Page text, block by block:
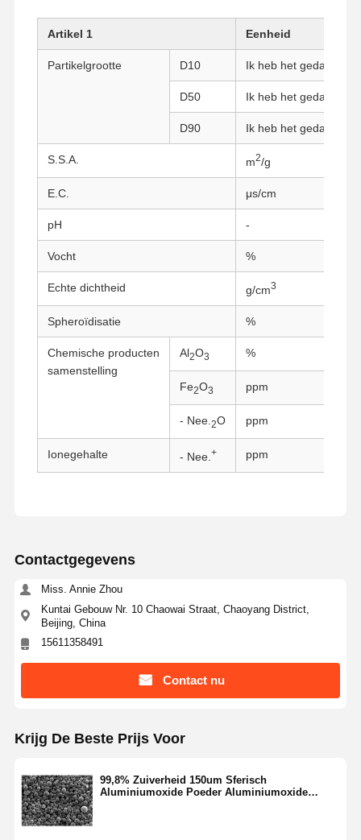
Thuis Producten Over Ons Fabrieksreis
Artikel 1 Eenheid
Partikelgrootte D10 Ik heb het gedaan.
D50 Ik heb het gedaan.
D90 Ik heb het gedaan.
S.S.A. m2/g
E.C. μs/cm
pH -
Vocht %
Echte dichtheid g/cm3
Spheroïdisatie %
Chemische producten
samenstelling
Al2O3 %
Fe2O3 ppm
- Nee. 2O ppm
Ionegehalte - Nee. + ppm
Contactgegevens
Miss. Annie Zhou
Kuntai Gebouw Nr. 10 Chaowai Straat, Chaoyang District,
Beijing, China
15611358491
Contact nu
Krijg De Beste Prijs Voor
99,8% Zuiverheid 150um Sferisch
Aluminiumoxide Poeder Aluminiumoxide